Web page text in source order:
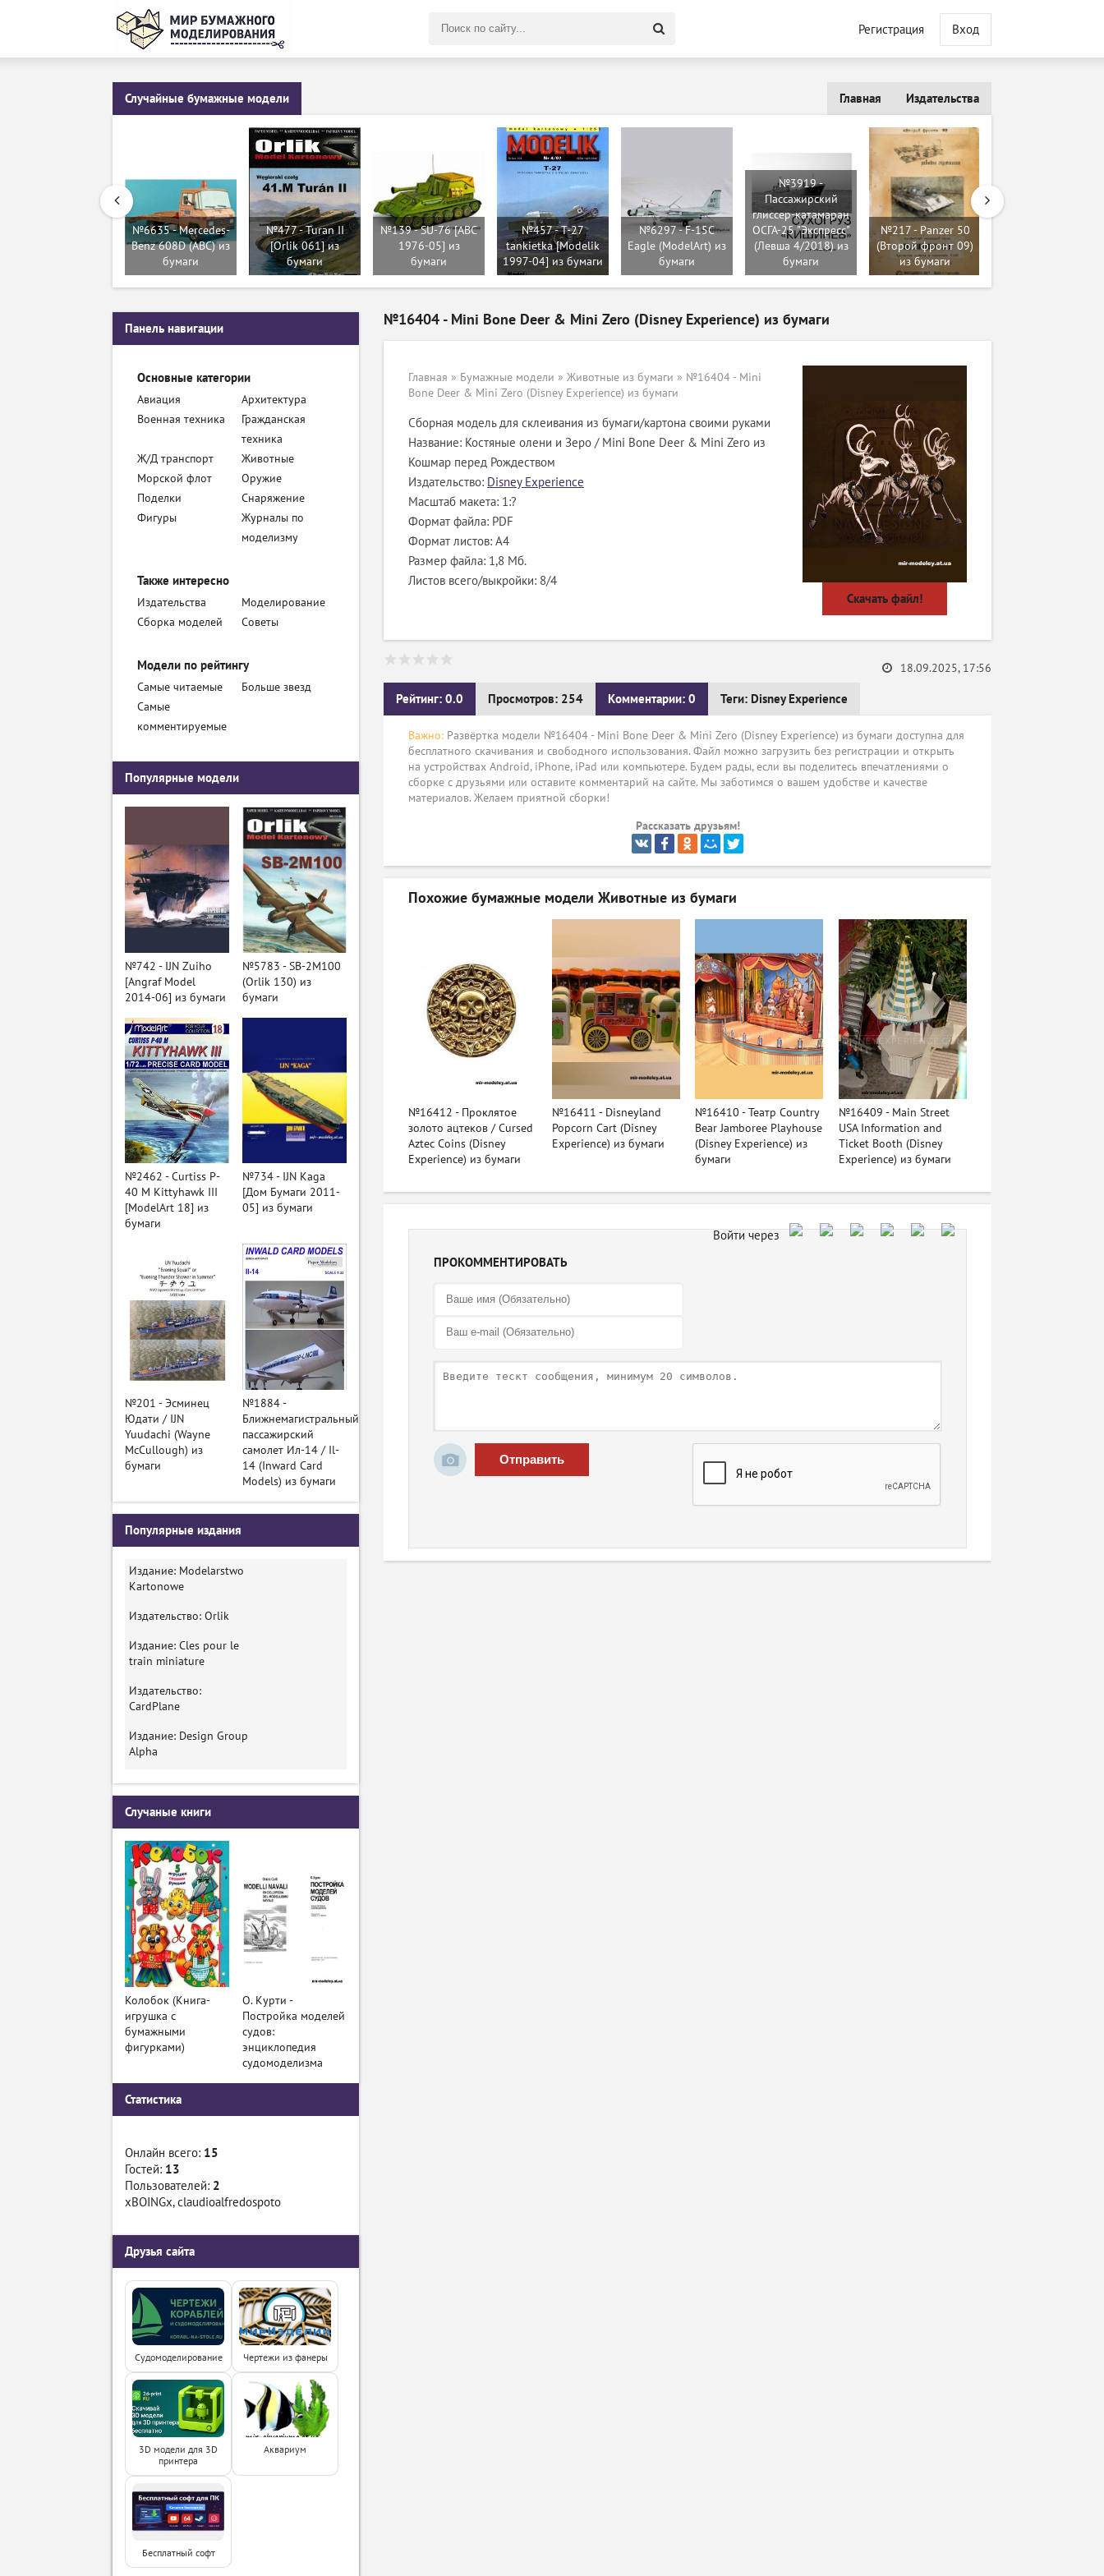
Регистрация Вход
Случайные бумажные модели Издательства
Главная
№6635 - Mercedes-
Benz 608D (АВС) из
бумаги
№477 - Turan II
[Orlik 061] из
бумаги
№139 - SU-76 [ABC
1976-05] из
бумаги
№457 - T-27
tankietka [Modelik
1997-04] из бумаги
№6297 - F-15C
Eagle (ModelArt) из
бумаги
№3919 -
Пассажирский
глиссер-катамаран
ОСГА-25 "Экспресс"
(Левша 4/2018) из
бумаги
№217 - Panzer 50
(Второй фронт 09)
из бумаги
№16404 - Mini Bone Deer & Mini Zero (Disney Experience) из бумаги
Главная » Бумажные модели » Животные из бумаги » №16404 - Mini
Bone Deer & Mini Zero (Disney Experience) из бумаги
Сборная модель для склеивания из бумаги/картона своими руками
Название: Костяные олени и Зеро / Mini Bone Deer & Mini Zero из
Кошмар перед Рождеством
Издательство: Disney Experience
Масштаб макета: 1:?
Формат файла: PDF
Формат листов: A4
Размер файла: 1,8 Мб.
Листов всего/выкройки: 8/4
Скачать файл!
Рейтинг: 0.0 Просмотров: 254 Комментарии: 0 Теги: Disney Experience
18.09.2025, 17:56
Важно: Развёртка модели №16404 - Mini Bone Deer & Mini Zero (Disney Experience) из бумаги доступна для
бесплатного скачивания и свободного использования. Файл можно загрузить без регистрации и открыть
на устройствах Android, iPhone, iPad или компьютере. Будем рады, если вы поделитесь впечатлениями о
сборке с друзьями или оставите комментарий на сайте. Мы заботимся о вашем удобстве и качестве
материалов. Желаем приятной сборки!
Рассказать друзьям!
Похожие бумажные модели Животные из бумаги
№16412 - Проклятое
золото ацтеков / Cursed
Aztec Coins (Disney
Experience) из бумаги
№16411 - Disneyland
Popcorn Cart (Disney
Experience) из бумаги
№16410 - Театр Country
Bear Jamboree Playhouse
(Disney Experience) из
бумаги
№16409 - Main Street
USA Information and
Ticket Booth (Disney
Experience) из бумаги
ПРОКОММЕНТИРОВАТЬ
Отправить
Панель навигации
Основные категории
Авиация
Архитектура
Военная техника
Гражданская
техника
Ж/Д транспорт
Животные
Морской флот
Оружие
Поделки
Снаряжение
Фигуры
Журналы по
моделизму
Также интересно
Издательства
Моделирование
Сборка моделей
Советы
Модели по рейтингу
Самые читаемые
Больше звезд
Самые
комментируемые
Популярные модели
№742 - IJN Zuiho
[Angraf Model
2014-06] из бумаги
№5783 - SB-2M100
(Orlik 130) из
бумаги
№2462 - Curtiss P-
40 M Kittyhawk III
[ModelArt 18] из
бумаги
№734 - IJN Kaga
[Дом Бумаги 2011-
05] из бумаги
№201 - Эсминец
Юдати / IJN
Yuudachi (Wayne
McCullough) из
бумаги
№1884 -
Ближнемагистральный
пассажирский
самолет Ил-14 / Il-
14 (Inward Card
Models) из бумаги
Популярные издания
Издание: Modelarstwo
Kartonowe
Издательство: Orlik
Издание: Cles pour le
train miniature
Издательство:
CardPlane
Издание: Design Group
Alpha
Случаные книги
Колобок (Книга-
игрушка с
бумажными
фигурками)
О. Курти -
Постройка моделей
судов:
энциклопедия
судомоделизма
Статистика
Онлайн всего: 15
Гостей: 13
Пользователей: 2
xBOINGx,claudioalfredospoto
Друзья сайта
Судомоделирование Чертежи из фанеры
3D модели для 3D
принтера
Аквариум
Бесплатный софт